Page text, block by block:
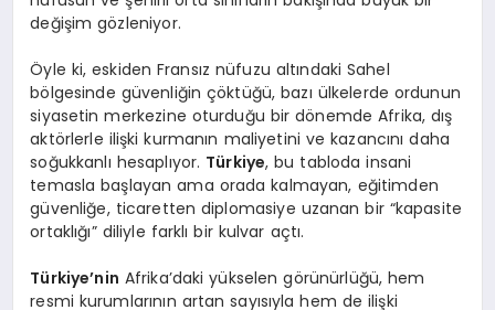
değişim gözleniyor.
Öyle ki, eskiden Fransız nüfuzu altındaki Sahel
bölgesinde güvenliğin çöktüğü, bazı ülkelerde ordunun
siyasetin merkezine oturduğu bir dönemde Afrika, dış
aktörlerle ilişki kurmanın maliyetini ve kazancını daha
soğukkanlı hesaplıyor. Türkiye, bu tabloda insani
temasla başlayan ama orada kalmayan, eğitimden
güvenliğe, ticaretten diplomasiye uzanan bir “kapasite
ortaklığı” diliyle farklı bir kulvar açtı.
Türkiye’nin Afrika’daki yükselen görünürlüğü, hem
resmi kurumlarının artan sayısıyla hem de ilişki